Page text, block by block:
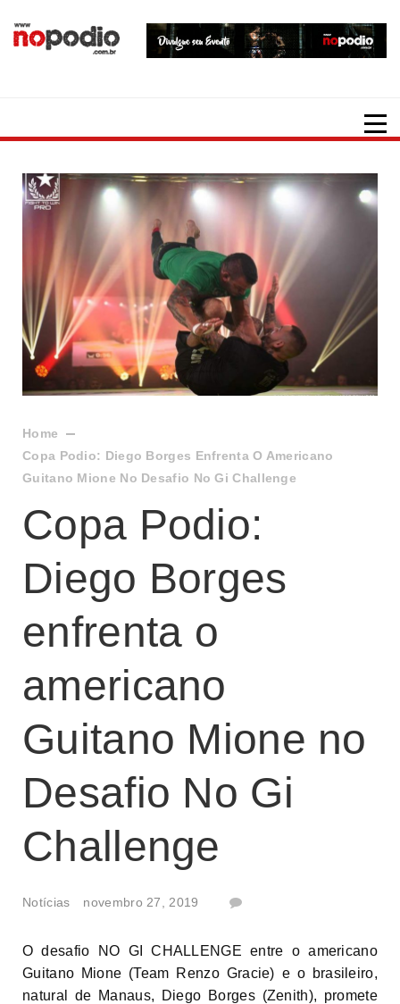
Home
Copa Podio: Diego Borges Enfrenta O Americano
Guitano Mione No Desafio No Gi Challenge
Copa Podio:
Diego Borges
enfrenta o
americano
Guitano Mione no
Desafio No Gi
Challenge
Notícias novembro 27, 2019
O desafio NO GI CHALLENGE entre o americano
Guitano Mione (Team Renzo Gracie) e o brasileiro,
natural de Manaus, Diego Borges (Zenith), promete